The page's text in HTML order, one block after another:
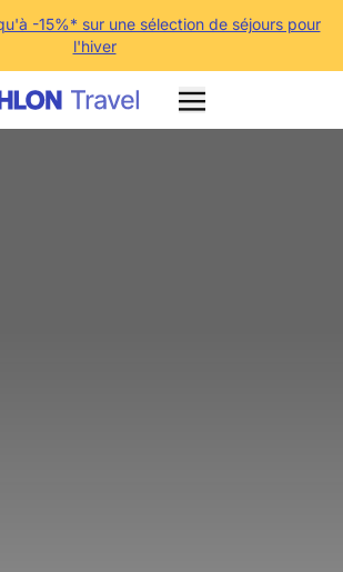
-15%* sur une sélection de séjours pour
l'hiver